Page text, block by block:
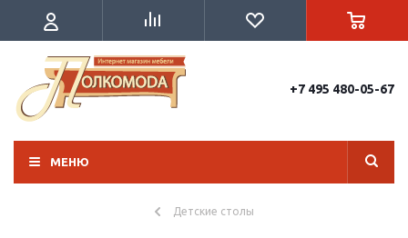
+7 495 480-05-67
МЕНЮ
Детские столы